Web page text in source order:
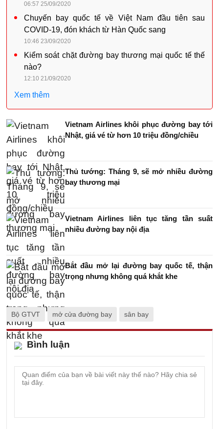
06:57 25/09/2020
Chuyến bay quốc tế về Việt Nam đầu tiên sau
COVID-19, đón khách từ Hàn Quốc sang
10:46 23/09/2020
Kiểm soát chặt đường bay thương mại quốc tế thế
nào?
12:10 21/09/2020
Xem thêm
Vietnam Airlines khôi phục đường bay tới
Nhật, giá vé từ hơn 10 triệu đồng/chiều
Thủ tướng: Tháng 9, sẽ mở nhiều đường
bay thương mại
Vietnam Airlines liên tục tăng tần suất
nhiều đường bay nội địa
Bắt đầu mở lại đường bay quốc tế, thận
trọng nhưng không quá khắt khe
Bộ GTVT mở cửa đường bay sân bay
Bình luận